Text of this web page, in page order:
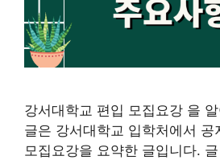
강서대학교 편입 모집요강 을
글은 강서대학교 입학처에서
모집요강을 요약한 글입니다.